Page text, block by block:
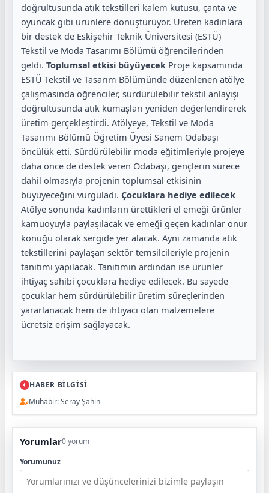
doğrultusunda atık tekstilleri kalem kutusu, çanta ve
oyuncak gibi ürünlere dönüştürüyor. Üreten kadınlara
bir destek de Eskişehir Teknik Üniversitesi (ESTÜ)
Tekstil ve Moda Tasarımı Bölümü öğrencilerinden
geldi. Toplumsal etkisi büyüyecek Proje kapsamında
ESTÜ Tekstil ve Tasarım Bölümünde düzenlenen atölye
çalışmasında öğrenciler, sürdürülebilir tekstil anlayışı
doğrultusunda atık kumaşları yeniden değerlendirerek
üretim gerçekleştirdi. Atölyeye, Tekstil ve Moda
Tasarımı Bölümü Öğretim Üyesi Sanem Odabaşı
öncülük etti. Sürdürülebilir moda eğitimleriyle projeye
daha önce de destek veren Odabaşı, gençlerin sürece
dahil olmasıyla projenin toplumsal etkisinin
büyüyeceğini vurguladı. Çocuklara hediye edilecek
Atölye sonunda kadınların ürettikleri el emeği ürünler
kamuoyuyla paylaşılacak ve emeği geçen kadınlar onur
konuğu olarak sergide yer alacak. Aynı zamanda atık
tekstillerini paylaşan sektör temsilcileriyle projenin
tanıtımı yapılacak. Tanıtımın ardından ise ürünler
ihtiyaç sahibi çocuklara hediye edilecek. Bu sayede
çocuklar hem sürdürülebilir üretim süreçlerinden
yararlanacak hem de ihtiyacı olan malzemelere
ücretsiz erişim sağlayacak.
HABER BİLGİSİ
Muhabir: Seray Şahin
Yorumlar0 yorum
Yorumunuz